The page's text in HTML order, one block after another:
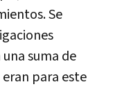
Se
suma de
eran para este